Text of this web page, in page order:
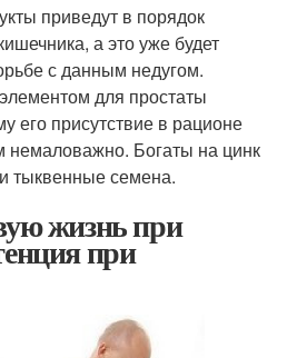
приведут в порядок
а это уже будет
с данным недугом.
для простаты
его присутствие в рационе
немаловажно. Богаты на цинк
тыквенные семена.
жизнь при
при